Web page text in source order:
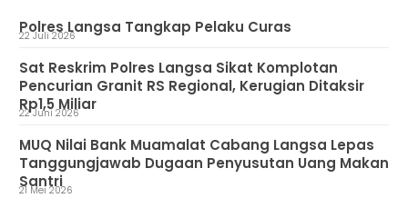
Polres Langsa Tangkap Pelaku Curas
22 Juli 2026
Sat Reskrim Polres Langsa Sikat Komplotan
Pencurian Granit RS Regional, Kerugian Ditaksir
Rp1,5 Miliar
22 Juni 2026
MUQ Nilai Bank Muamalat Cabang Langsa Lepas
Tanggungjawab Dugaan Penyusutan Uang Makan
Santri
21 Mei 2026